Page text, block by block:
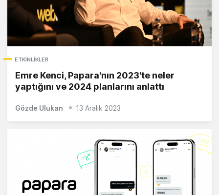
ETKINLIKLER
Emre Kenci, Papara'nın 2023'te neler
yaptığını ve 2024 planlarını anlattı
Gözde Ulukan 13 Aralık 2023